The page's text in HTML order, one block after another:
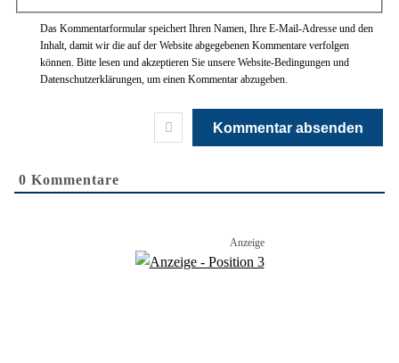
Das Kommentarformular speichert Ihren Namen, Ihre E-Mail-Adresse und den
Inhalt, damit wir die auf der Website abgegebenen Kommentare verfolgen
können. Bitte lesen und akzeptieren Sie unsere Website-Bedingungen und
Datenschutzerklärungen, um einen Kommentar abzugeben.
0 Kommentare